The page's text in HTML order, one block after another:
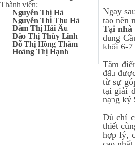
9A3
Giải Ba kỳ thi chọn HSG cấp
tỉnh môn Toán.
Lê Minh Chiến- Lớp 9A3
Giải Ba kỳ thi chọn HSG cấp
tỉnh môn Sinh học.
Giải Ba kỳ thi chọn HSG cấp
Thành viên:
Nguyễn Thị Hà
Nguyễn Thị Thu Hà
Đàm Thị Hải Âu
Đào Thị Thùy Linh
Đỗ Thị Hồng Thắm
Hoàng Thị Hạnh
Ngay
tạo nên
Tại nhà
dung
khối 6-7
Tâm
đấu
từ sự
tại giải
nặng ký
Dù chỉ
thiết
hợp lý,